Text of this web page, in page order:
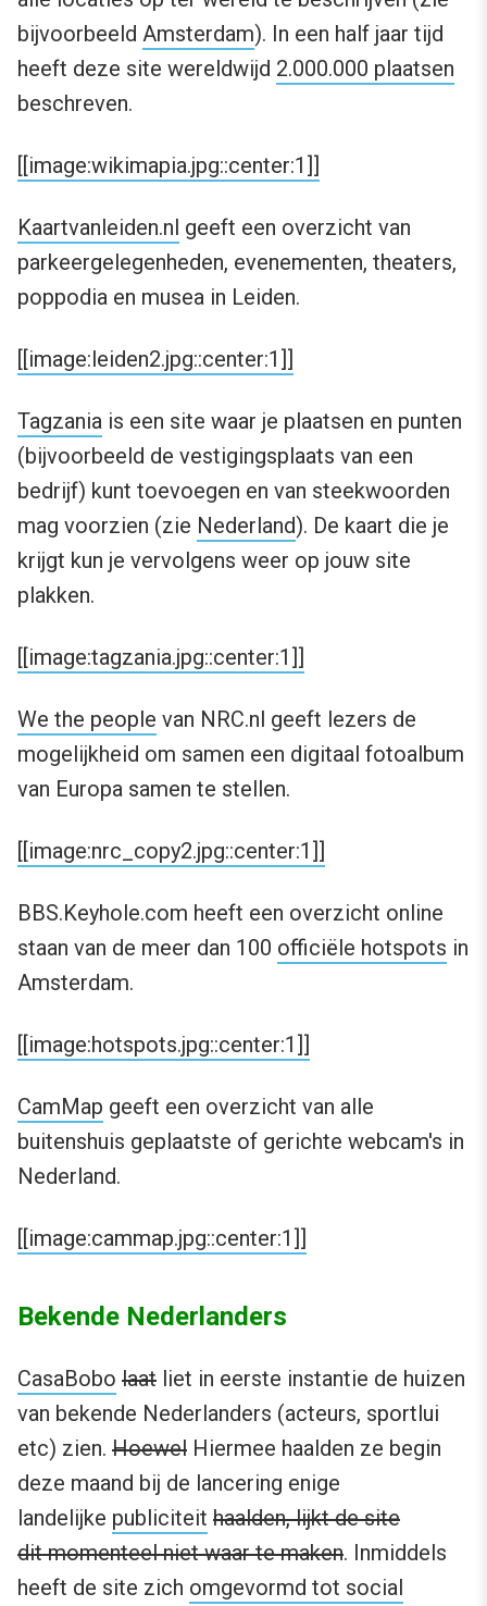
bijvoorbeeld Amsterdam). In een half jaar tijd
heeft deze site wereldwijd 2.000.000 plaatsen
beschreven.
[[image:wikimapia.jpg::center:1]]
Kaartvanleiden.nl geeft een overzicht van
parkeergelegenheden, evenementen, theaters,
poppodia en musea in Leiden.
[[image:leiden2.jpg::center:1]]
Tagzania is een site waar je plaatsen en punten
(bijvoorbeeld de vestigingsplaats van een
bedrijf) kunt toevoegen en van steekwoorden
mag voorzien (zie Nederland). De kaart die je
krijgt kun je vervolgens weer op jouw site
plakken.
[[image:tagzania.jpg::center:1]]
We the people van NRC.nl geeft lezers de
mogelijkheid om samen een digitaal fotoalbum
van Europa samen te stellen.
[[image:nrc_copy2.jpg::center:1]]
BBS.Keyhole.com heeft een overzicht online
staan van de meer dan 100 officiële hotspots in
Amsterdam.
[[image:hotspots.jpg::center:1]]
CamMap geeft een overzicht van alle
buitenshuis geplaatste of gerichte webcam's in
Nederland.
[[image:cammap.jpg::center:1]]
Bekende Nederlanders
CasaBobo laat liet in eerste instantie de huizen
van bekende Nederlanders (acteurs, sportlui
etc) zien. Hoewel Hiermee haalden ze begin
deze maand bij de lancering enige
landelijke publiciteit haalden, lijkt de site
dit momenteel niet waar te maken. Inmiddels
heeft de site zich omgevormd tot social